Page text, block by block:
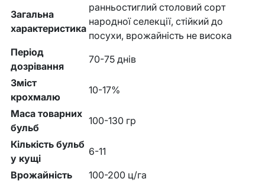
Загальна
характеристика
ранньостиглий столовий сорт
народної селекції, стійкий до
посухи, врожайність не висока
Період
дозрівання
70-75 днів
Зміст
крохмалю
10-17%
Маса товарних
бульб
100-130 гр
Кількість бульб
у кущі
6-11
Врожайність
100-200 ц/га